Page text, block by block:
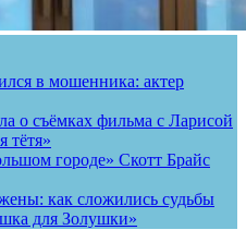
в мошенника: актер
о съёмках фильма с Ларисой
тётя»
городе» Скотт Брайс
как сложились судьбы
для Золушки»